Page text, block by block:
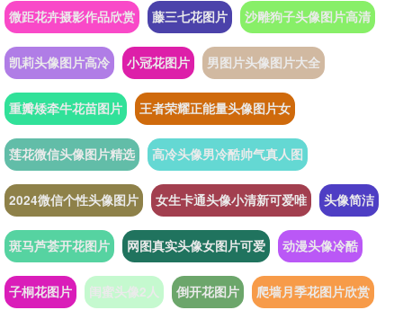
微距花卉摄影作品欣赏 藤三七花图片 沙雕狗子头像图片高清
凯莉头像图片高冷 小冠花图片 男图片头像图片大全
重瓣矮牵牛花苗图片 王者荣耀正能量头像图片女
莲花微信头像图片精选 高冷头像男冷酷帅气真人图
2024微信个性头像图片 女生卡通头像小清新可爱唯 头像简洁
斑马芦荟开花图片 网图真实头像女图片可爱 动漫头像冷酷
子桐花图片 闺蜜头像2人 倒开花图片 爬墙月季花图片欣赏